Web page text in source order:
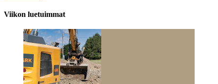
Viikon luetuimmat